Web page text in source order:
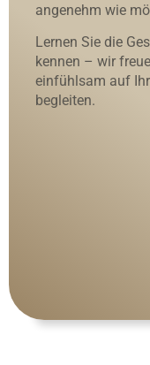
angenehm wie
Lernen Sie die
kennen – wir
einfühlsam auf
begleiten.